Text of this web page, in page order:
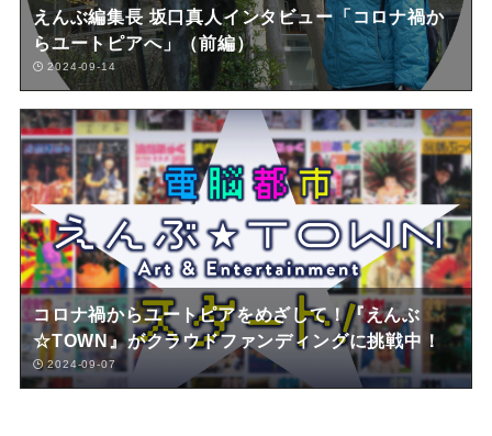
えんぶ編集長 坂口真人インタビュー「コロナ禍か
らユートピアへ」（前編）
2024-09-14
コロナ禍からユートピアをめざして！『えんぶ
☆TOWN』がクラウドファンディングに挑戦中！
2024-09-07